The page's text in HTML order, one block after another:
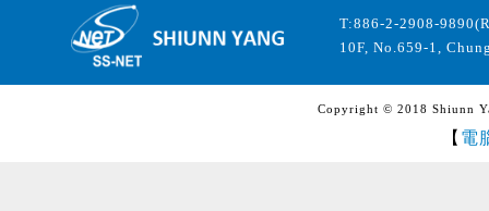
T:886-2-2908-
10F, No.659-1,
Copyright © 2018 Shiunn
【 電